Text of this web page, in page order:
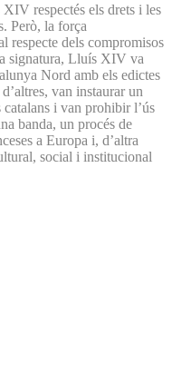
respectés els drets i les
Però, la força
respecte dels compromisos
signatura, Lluís XIV va
Nord amb els edictes
van instaurar un
i van prohibir l’ús
banda, un procés de
a Europa i, d’altra
social i institucional